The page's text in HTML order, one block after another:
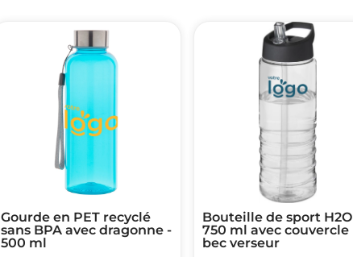
Gourde en PET recyclé
sans BPA avec dragonne -
500 ml
Bouteille de sport H2O
750 ml avec couvercle
bec verseur